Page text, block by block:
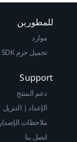
للمطورين
موارد
تحميل حزم SDK
Support
دعم المنتج
الإعداد | التنزيل
ملاحظات الإصدار
اتصل بنا